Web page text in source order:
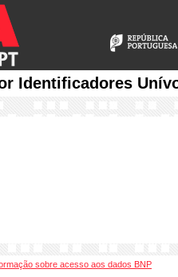
Identificadores
sobre acesso aos dados BNP